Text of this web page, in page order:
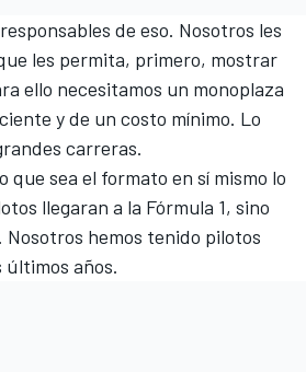
de eso. Nosotros les
les permita, primero, mostrar
ello necesitamos un monoplaza
y de un costo mínimo. Lo
carreras.
que sea el formato en sí mismo lo
llegaran a la Fórmula 1, sino
Nosotros hemos tenido pilotos
últimos años.